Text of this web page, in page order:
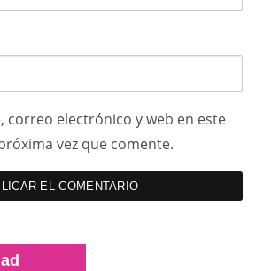
correo electrónico y web en este
vez que comente.